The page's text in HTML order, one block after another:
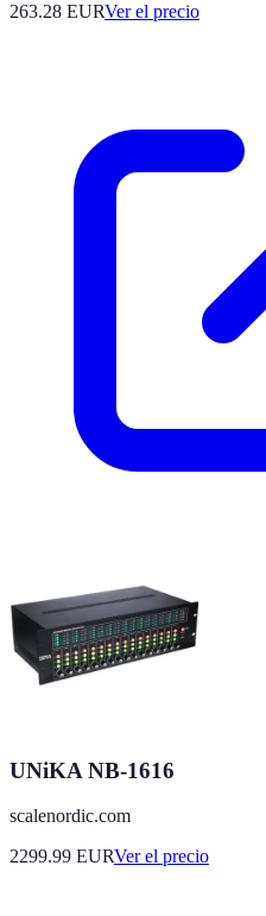
263.28 EURVer el precio
UNiKA NB-1616
scalenordic.com
2299.99 EURVer el precio